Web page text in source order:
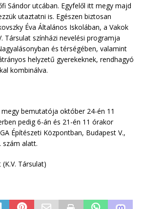
Sándor utcában. Egyfelől itt megy majd
utaztatni is. Egészen biztosan
Éva Általános Iskolában, a Vakok
Társulat színházi nevelési programja
és térségében, valamint
helyzetű gyerekeknek, rendhagyó
kombinálva.
bemutatója október 24-én 11
pedig 6-án és 21-én 11 órakor
Építészeti Központban, Budapest V.,
szám alatt.
Társulat)